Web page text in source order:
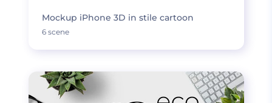
Mockup iPhone 3D in stile cartoon
6 scene